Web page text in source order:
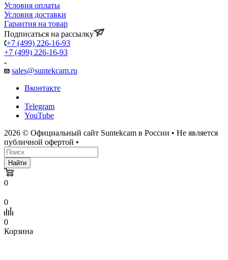
Условия оплаты
Условия доставки
Гарантия на товар
Подписаться на рассылку
+7 (499) 226-16-93
+7 (499) 226-16-93
sales@suntekcam.ru
Вконтакте
Telegram
YouTube
2026 © Официальный сайт Suntekcam в России • Не является
публичной офертой •
Найти
0
0
0
Корзина